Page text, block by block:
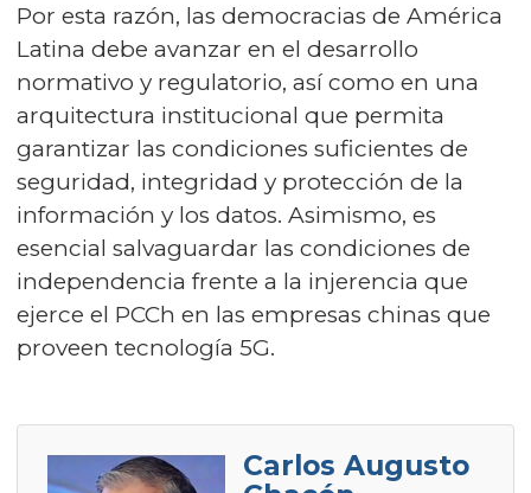
Por esta razón, las democracias de América
Latina debe avanzar en el desarrollo
normativo y regulatorio, así como en una
arquitectura institucional que permita
garantizar las condiciones suficientes de
seguridad, integridad y protección de la
información y los datos. Asimismo, es
esencial salvaguardar las condiciones de
independencia frente a la injerencia que
ejerce el PCCh en las empresas chinas que
proveen tecnología 5G.
Carlos Augusto